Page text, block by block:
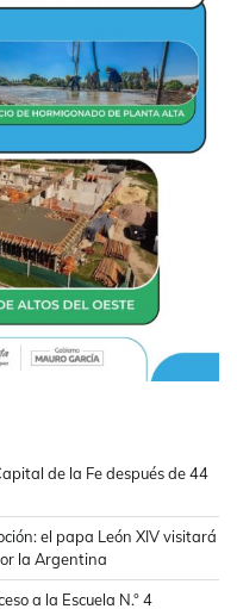
de la Fe después de 44
el papa León XIV visitará
la Argentina
a la Escuela N.° 4